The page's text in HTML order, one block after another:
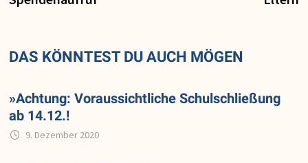
DAS KÖNNTEST DU AUCH MÖGEN
»Achtung: Voraussichtliche Schulschließung
ab 14.12.!
9. Dezember 2020